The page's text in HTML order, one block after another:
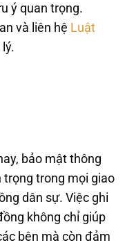
ý quan trọng.
và liên hệ Luật
bảo mật thông
trong mọi giao
dân sự. Việc ghi
không chỉ giúp
bên mà còn đảm